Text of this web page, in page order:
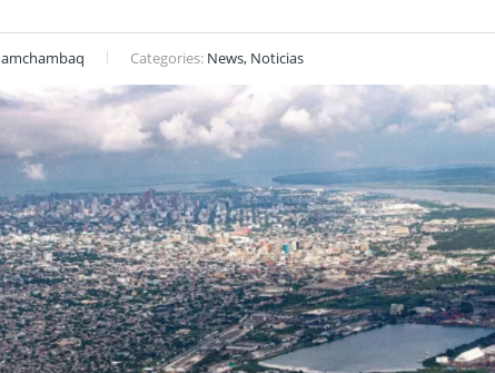
amchambaq Categories: News, Noticias